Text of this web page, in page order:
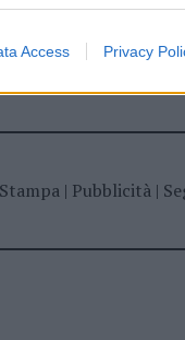
Access Privacy
| Pubblicità|